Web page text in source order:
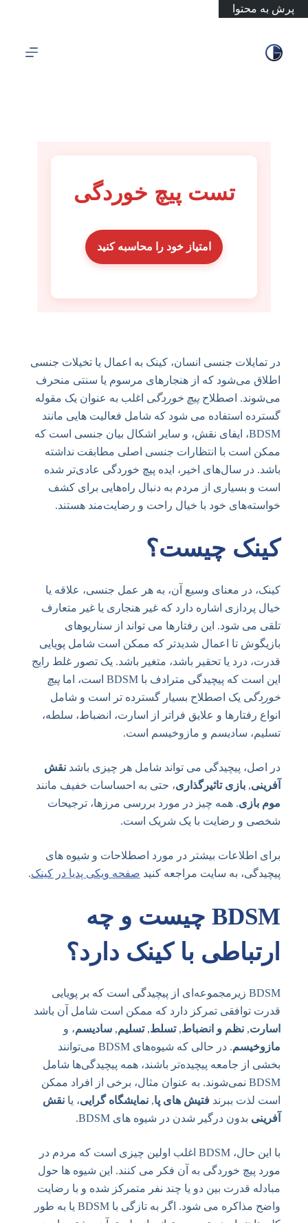
پرش به محتوا
تست پیچ خوردگی
امتیاز خود را محاسبه کنید
در تمایلات جنسی انسان، کینک به اعمال یا تخیلات جنسی
اطلاق می‌شود که از هنجارهای مرسوم یا سنتی منحرف
می‌شوند. اصطلاحپیچ خوردگی اغلب به عنوان یک مقوله
گسترده استفاده می شود که شامل فعالیت هایی مانند
BDSM، ایفای نقش، و سایر اشکال بیان جنسی است که
ممکن است با انتظارات جنسی اصلی مطابقت نداشته
باشد. در سال‌های اخیر، ایده پیچ خوردگی عادی‌تر شده
است و بسیاری از مردم به دنبال راه‌هایی برای کشف
خواسته‌های خود با خیال راحت و رضایت‌مند هستند.
کینک چیست؟
کینک، در معنای وسیع آن، به هر عمل جنسی، علاقه یا
خیال پردازی اشاره دارد که غیر هنجاری یا غیر متعارف
تلقی می شود. این رفتارها می تواند از سناریوهای
بازیگوش تا اعمال شدیدتر که ممکن است شامل پویایی
قدرت، درد یا تحقیر باشد، متغیر باشد. یک تصور غلط رایج
این است که پیچیدگی مترادف با BDSM است، اما
پیچ
خوردگی یک اصطلاح بسیار گسترده تر است و شامل
انواع رفتارها و علایق فراتر از اسارت، انضباط، سلطه،
تسلیم، سادیسم و مازوخیسم است.
در اصل، پیچیدگی می تواند شامل هر چیزی باشدنقش
آفرینی,بازی تاثیرگذاری، حتی به احساسات خفیف مانند
موم بازی. همه چیز در مورد بررسی مرزها، ترجیحات
شخصی و رضایت با یک شریک است.
برای اطلاعات بیشتر در مورد اصطلاحات و شیوه های
پیچیدگی، به سایت مراجعه کنید صفحه ویکی پدیا در کینک.
BDSM چیست و چه
ارتباطی با کینک دارد؟
BDSM زیرمجموعه‌ای از پیچیدگی است که بر پویایی
قدرت توافقی تمرکز دارد که ممکن است شامل آن باشد
اسارت,نظم و انضباط,تسلط,تسلیم,سادیسم، و
مازوخیسم
. در حالی که شیوه‌های BDSM می‌توانند
بخشی از جامعه پیچیده‌تر باشند، همه پیچیدگی‌ها شامل
BDSM نمی‌شوند. به عنوان مثال، برخی از افراد ممکن
است لذت ببرندفتیش های پا,نمایشگاه گرایی، یانقش
آفرینی بدون درگیر شدن در شیوه های BDSM.
با این حال، BDSM اغلب اولین چیزی است که مردم در
مورد پیچ خوردگی به آن فکر می کنند. این شیوه ها حول
مبادله قدرت بین دو یا چند نفر متمرکز شده و با رضایت
واضح مذاکره می شود. اگر به تازگی با BDSM یا به طور